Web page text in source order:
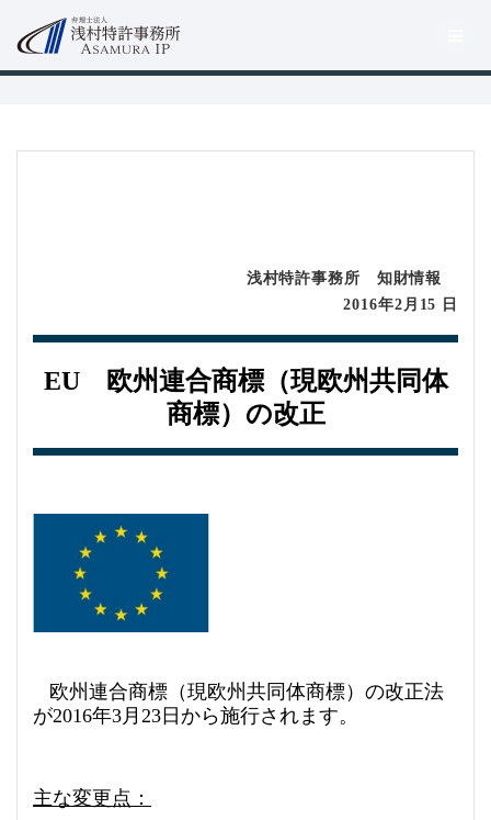
ン
ス
浅村特許事務所 知財情報
2016年2月15 日
EU 欧州連合商標（現欧州共同体
商標）の改正
欧州連合商標（現欧州共同体商標）の改正法
が2016年3月23日から施行されます。
主な変更点：